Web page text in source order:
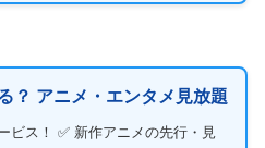
？ アニメ・エンタメ見放題
ビス！ ✅ 新作アニメの先行・見